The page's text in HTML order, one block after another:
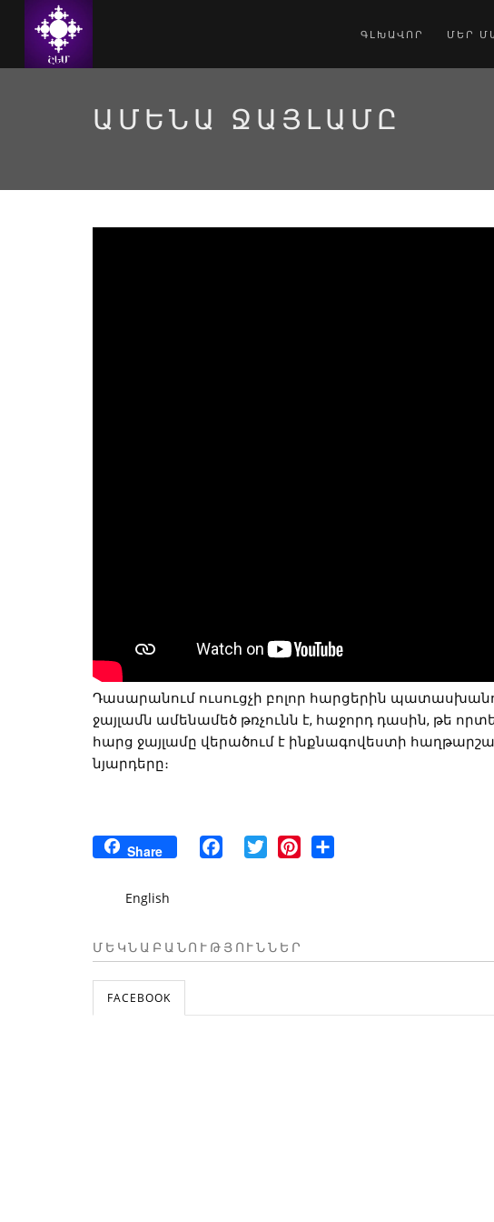
ԳԼԽԱՎՈՐ ՄԵՐ
ԱՄԵՆԱ ՋԱՅԼԱՄԸ
Դասարանում ուսուցչի բոլոր հարցերին
ջայլամն ամենամեծ թռչունն է, հաջորդ դասին, թե
հարց ջայլամը վերածում է ինքնագովեստի
նյարդերը։
Share FacebookTwitter Pinterest
English
ՄԵԿՆԱԲԱՆՈՒԹՅՈՒՆՆԵՐ
FACEBOOK